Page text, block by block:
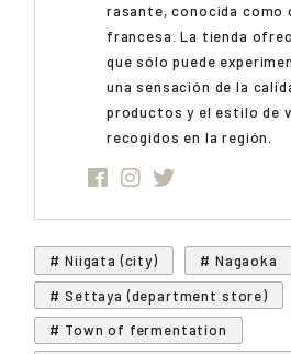
rasante, conocida como
francesa. La tienda
que sólo puede
una sensación de la
productos y el estilo de
recogidos en la región.
# Niigata (city)
# Nagaoka
# Settaya (department store)
# Town of fermentation